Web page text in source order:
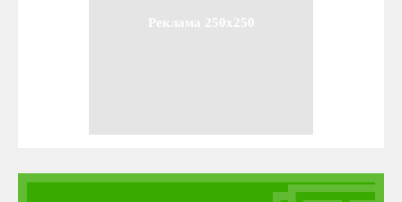
Реклама 250x250